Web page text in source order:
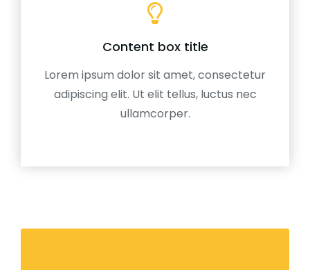
Content box title
Lorem ipsum dolor sit amet, consectetur
adipiscing elit. Ut elit tellus, luctus nec
ullamcorper.